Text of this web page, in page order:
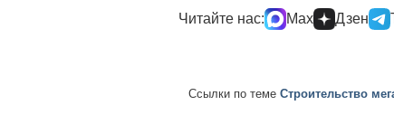
Читайте нас: Max Дзен
Ссылки по теме Строительство